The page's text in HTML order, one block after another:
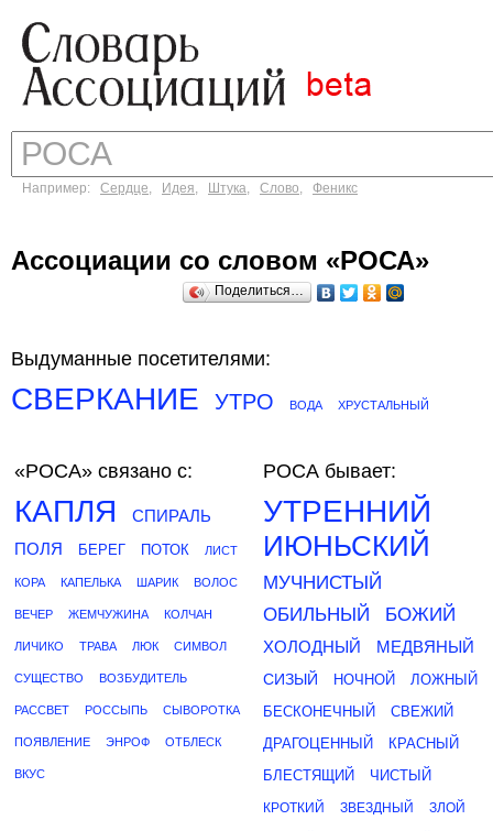
Например: Сердце, Идея, Штука, Слово, Феникс
Ассоциации со словом «РОСА»
Поделиться…
Выдуманные посетителями:
СВЕРКАНИЕ УТРО ВОДА ХРУСТАЛЬНЫЙ
«РОСА» связано с:
КАПЛЯ
СПИРАЛЬ
ПОЛЯ
БЕРЕГ ПОТОК ЛИСТ
КОРА КАПЕЛЬКА ШАРИК ВОЛОС
ВЕЧЕР ЖЕМЧУЖИНА КОЛЧАН
ЛИЧИКО ТРАВА ЛЮК СИМВОЛ
СУЩЕСТВО ВОЗБУДИТЕЛЬ
РАССВЕТ РОССЫПЬ СЫВОРОТКА
ПОЯВЛЕНИЕ ЭНРОФ ОТБЛЕСК
ВКУС
РОСА бывает:
УТРЕННИЙ
ИЮНЬСКИЙ
МУЧНИСТЫЙ
ОБИЛЬНЫЙ
БОЖИЙ
ХОЛОДНЫЙ МЕДВЯНЫЙ
СИЗЫЙ НОЧНОЙ
ЛОЖНЫЙ
БЕСКОНЕЧНЫЙ
СВЕЖИЙ
ДРАГОЦЕННЫЙ
КРАСНЫЙ
БЛЕСТЯЩИЙ
ЧИСТЫЙ
КРОТКИЙ ЗВЕЗДНЫЙ ЗЛОЙ